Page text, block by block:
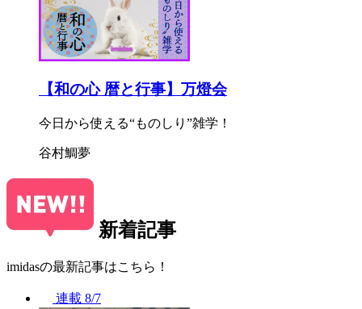
【和の心 暦と行事】万燈会
今日から使える“ものしり”雑学！
谷村鯛夢
新着記事
imidasの最新記事はこちら！
連載 8/7